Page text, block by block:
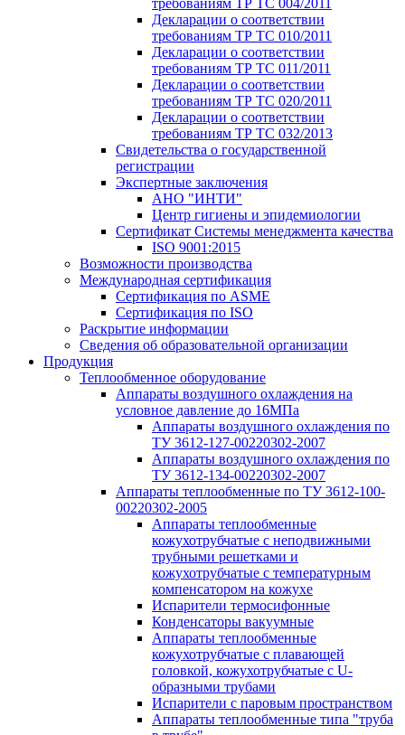
Декларации о соответствии
требованиям ТР ТС 010/2011
Декларации о соответствии
требованиям ТР ТС 011/2011
Декларации о соответствии
требованиям ТР ТС 020/2011
Декларации о соответствии
требованиям ТР ТС 032/2013
Свидетельства о государственной
регистрации
Экспертные заключения
АНО "ИНТИ"
Центр гигиены и эпидемиологии
Сертификат Системы менеджмента качества
ISO 9001:2015
Возможности производства
Международная сертификация
Сертификация по ASME
Сертификация по ISO
Раскрытие информации
Сведения об образовательной организации
Продукция
Теплообменное оборудование
Аппараты воздушного охлаждения на
условное давление до 16МПа
Аппараты воздушного охлаждения по
ТУ 3612-127-00220302-2007
Аппараты воздушного охлаждения по
ТУ 3612-134-00220302-2007
Аппараты теплообменные по ТУ 3612-100-
00220302-2005
Аппараты теплообменные
кожухотрубчатые с неподвижными
трубными решетками и
кожухотрубчатые с температурным
компенсатором на кожухе
Испарители термосифонные
Конденсаторы вакуумные
Аппараты теплообменные
кожухотрубчатые с плавающей
головкой, кожухотрубчатые с U-
образными трубами
Испарители с паровым пространством
Аппараты теплообменные типа "труба